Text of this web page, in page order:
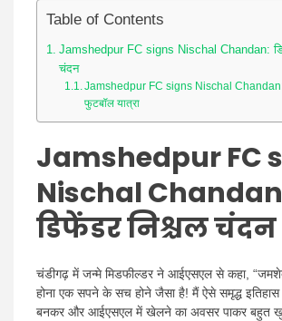
Table of Contents
Jamshedpur FC signs Nischal Chandan:
चंदन
Jamshedpur FC signs Nischal
फुटबॉल यात्रा
Jamshedpur FC
Nischal
डिफेंडर निश्चल चंदन
चंडीगढ़ में जन्मे मिडफील्डर ने आईएसएल से कहा,
होना एक सपने के सच होने जैसा है! मैं ऐसे समृद्ध इतिहास
बनकर और आईएसएल में खेलने का अवसर पाकर बहुत